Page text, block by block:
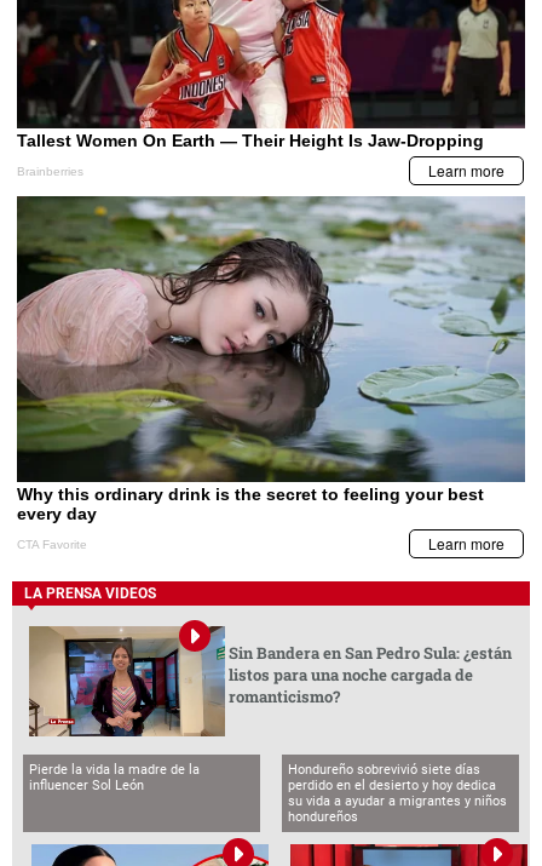
LA PRENSA VIDEOS
Sin Bandera en San Pedro Sula: ¿están
listos para una noche cargada de
romanticismo?
Pierde la vida la madre de la
influencer Sol León
Hondureño sobrevivió siete días
perdido en el desierto y hoy dedica
su vida a ayudar a migrantes y niños
hondureños